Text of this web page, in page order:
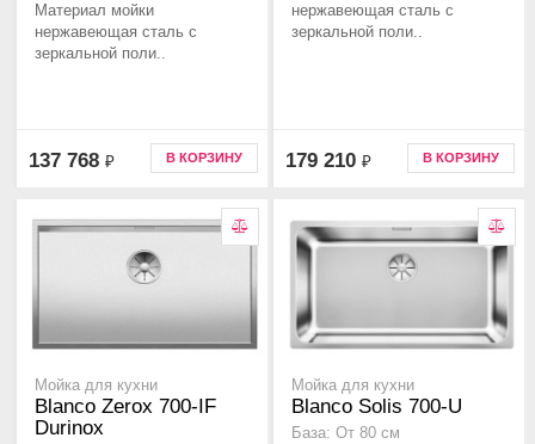
Материал мойки
нержавеющая сталь с
зеркальной поли..
137 768 ₽ В КОРЗИНУ
нержавеющая сталь с
зеркальной поли..
179 210 ₽ В КОРЗИНУ
Мойка для кухни
Blanco Zerox 700-IF
Durinox
Мойка для кухни
Blanco Solis 700-U
База: От 80 см